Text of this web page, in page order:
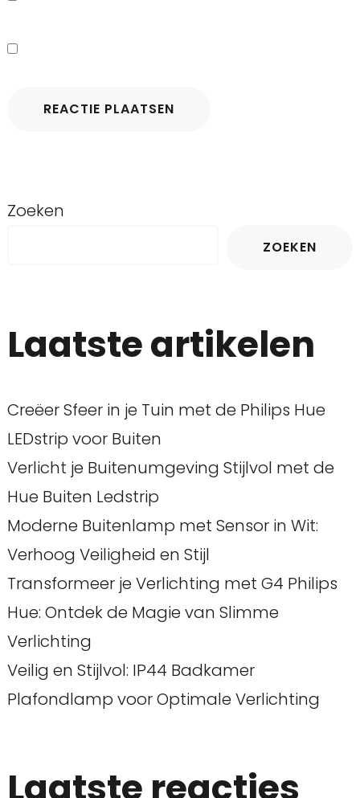
Zoeken
ZOEKEN
Laatste artikelen
Creëer Sfeer in je Tuin met de Philips Hue
LEDstrip voor Buiten
Verlicht je Buitenumgeving Stijlvol met de
Hue Buiten Ledstrip
Moderne Buitenlamp met Sensor in Wit:
Verhoog Veiligheid en Stijl
Transformeer je Verlichting met G4 Philips
Hue: Ontdek de Magie van Slimme
Verlichting
Veilig en Stijlvol: IP44 Badkamer
Plafondlamp voor Optimale Verlichting
Laatste reacties